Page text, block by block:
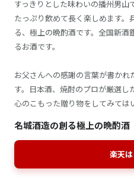
すっきりとした味わいの播州男山
たっぷり飲めて長く楽しめます。
る、極上の晩酌酒です。全国新
るお酒です。
お父さんへの感謝の言葉が書か
す。日本酒、焼酎のプロが厳選し
心のこもった贈り物をしてみては
名城酒造の創る極上の晩酌
楽天